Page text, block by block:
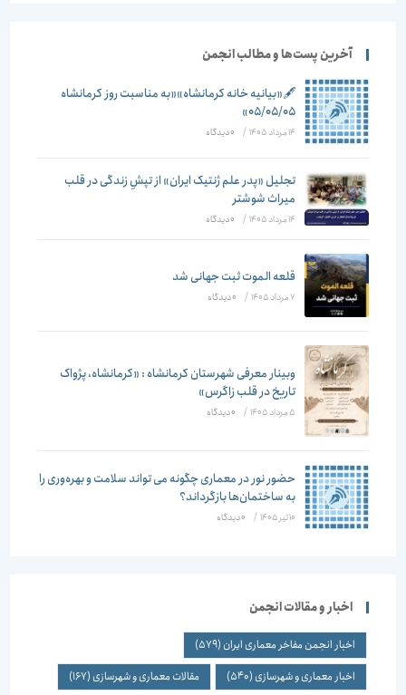
آخرین پست‌ها و مطالب انجمن
🖋️«بیانیه خانه کرمانشاه»«به مناسبت روز کرمانشاه
۰۵/۰۵/۰۵»
14 مرداد 1405 / ۰ دیدگاه
تجلیل «پدر علم ژنتیک ایران» از تپشِ زندگی در قلب
میراث شوشتر
14 مرداد 1405 / ۰ دیدگاه
قلعه الموت ثبت جهانی شد
7 مرداد 1405 / ۰ دیدگاه
وبینار معرفی شهرستان کرمانشاه : «کرمانشاه، پژواک
تاریخ در قلب زاگرس»
5 مرداد 1405 / ۰ دیدگاه
حضور نور در معماری چگونه می تواند سلامت و بهره‌وری را
به ساختمان‌ها بازگرداند؟
10 تیر 1405 / ۰ دیدگاه
اخبار و مقالات انجمن
اخبار انجمن مفاخر معماری ایران(579)
اخبار معماری و شهرسازی(540) مقالات معماری و شهرسازی(167)